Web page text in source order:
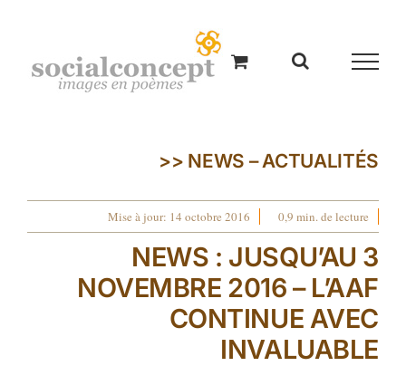
>> NEWS – ACTUALITÉS
Mise à jour: 14 octobre 2016 0,9 min. de lecture
NEWS : JUSQU’AU 3
NOVEMBRE 2016 – L’AAF
CONTINUE AVEC
INVALUABLE